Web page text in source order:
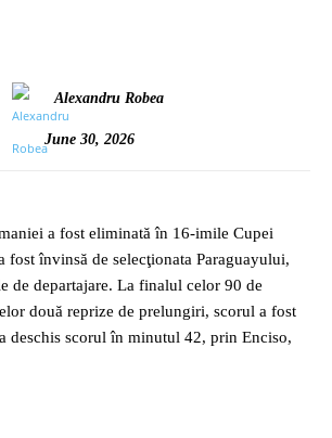
Alexandru Robea
June 30, 2026
a fost eliminată în 16-imile Cupei
fost învinsă de selecţionata Paraguayului,
de departajare. La finalul celor 90 de
două reprize de prelungiri, scorul a fost
deschis scorul în minutul 42, prin Enciso,